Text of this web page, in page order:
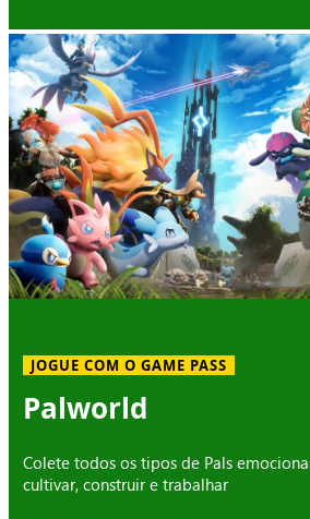
JOGUE COM O GAME PASS
Palworld
Colete todos os tipos de Pals
cultivar, construir e trabalhar